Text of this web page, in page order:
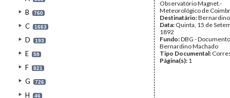
B 760
C 1663
D 193
E 59
F 821
G 726
H 46
Observatório Magnet.-
Meteorológico de
Destinatário:
Data: Quinta, 15 de
1892
Fundo:DBG -
Bernardino Machado
Tipo Documental:
Página(s): 1